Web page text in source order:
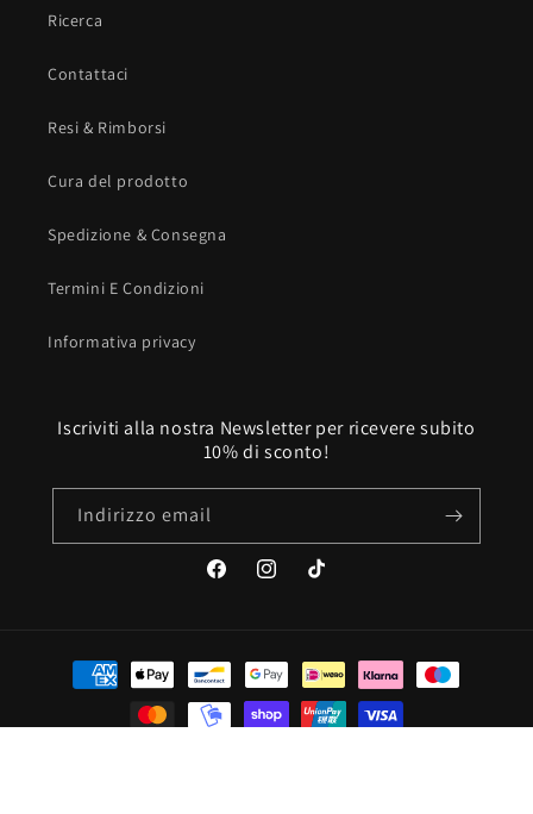
Ricerca
Contattaci
Resi & Rimborsi
Cura del prodotto
Spedizione & Consegna
Termini E Condizioni
Informativa privacy
Iscriviti alla nostra Newsletter per ricevere subito
10% di sconto!
Indirizzo email
FacebookInstagramTikTok
Metodi
pagamento